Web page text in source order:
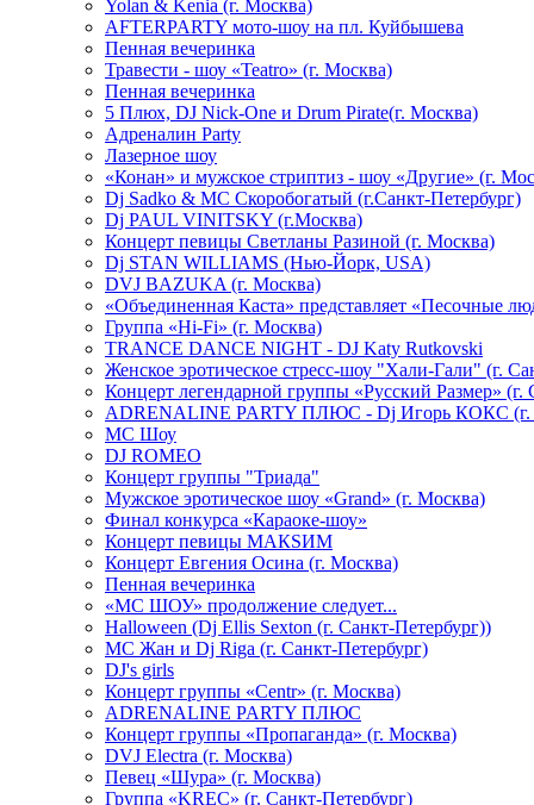
Yolan & Kenia (г. Москва)
AFTERPARTY мото-шоу на пл. Куйбышева
Пенная вечеринка
Травести - шоу «Teatro» (г. Москва)
Пенная вечеринка
5 Плюх, DJ Nick-One и Drum Pirate(г. Москва)
Адреналин Party
Лазерное шоу
«Конан» и мужское стриптиз - шоу «Другие» (г.
Dj Sadko & МС Скоробогатый (г.Санкт-Петербург)
Dj PAUL VINITSKY (г.Москва)
Концерт певицы Светланы Разиной (г. Москва)
Dj STAN WILLIAMS (Нью-Йорк, USA)
DVJ BAZUKA (г. Москва)
«Объединенная Каста» представляет «Песочные
Группа «Hi-Fi» (г. Москва)
TRANCE DANCE NIGHT - DJ Katy Rutkovski
Женское эротическое стресс-шоу "Хали-Гали" (г.
Концерт легендарной группы «Русский Размер» (г.
ADRENALINE PARTY ПЛЮС - Dj Игорь КОКС (г.
MC Шоу
DJ ROMEO
Концерт группы "Триада"
Мужское эротическое шоу «Grand» (г. Москва)
Финал конкурса «Караоке-шоу»
Концерт певицы МАКSИМ
Концерт Евгения Осина (г. Москва)
Пенная вечеринка
«МС ШОУ» продолжение следует...
Halloween (Dj Ellis Sexton (г. Санкт-Петербург))
МС Жан и Dj Riga (г. Санкт-Петербург)
DJ's girls
Концерт группы «Centr» (г. Москва)
ADRENALINE PARTY ПЛЮС
Концерт группы «Пропаганда» (г. Москва)
DVJ Electra (г. Москва)
Певец «Шура» (г. Москва)
Группа «KREC» (г. Санкт-Петербург)